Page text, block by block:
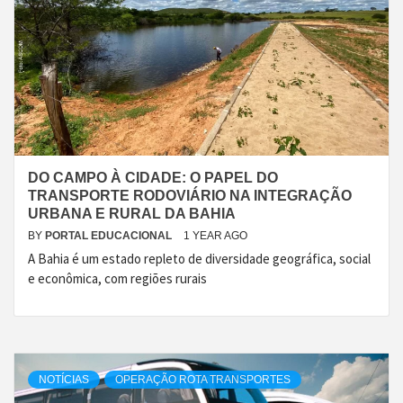
DO CAMPO À CIDADE: O PAPEL DO
TRANSPORTE RODOVIÁRIO NA INTEGRAÇÃO
URBANA E RURAL DA BAHIA
BY PORTAL EDUCACIONAL 1 YEAR AGO
A Bahia é um estado repleto de diversidade geográfica, social
e econômica, com regiões rurais
NOTÍCIAS OPERAÇÃO ROTA TRANSPORTES